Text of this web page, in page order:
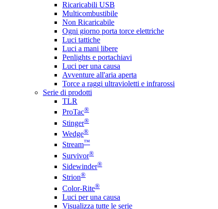
Ricaricabili USB
Multicombustibile
Non Ricaricabile
Ogni giorno porta torce elettriche
Luci tattiche
Luci a mani libere
Penlights e portachiavi
Luci per una causa
Avventure all'aria aperta
Torce a raggi ultravioletti e infrarossi
Serie di prodotti
TLR
ProTac®
Stinger®
Wedge®
Stream™
Survivor®
Sidewinder®
Strion®
Color-Rite®
Luci per una causa
Visualizza tutte le serie